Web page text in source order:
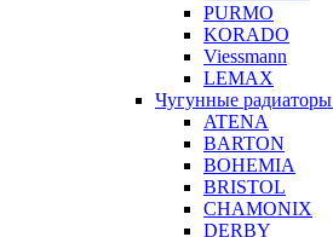
PURMO
KORADO
Viessmann
LEMAX
Чугунные радиаторы
ATENA
BARTON
BOHEMIA
BRISTOL
CHAMONIX
DERBY